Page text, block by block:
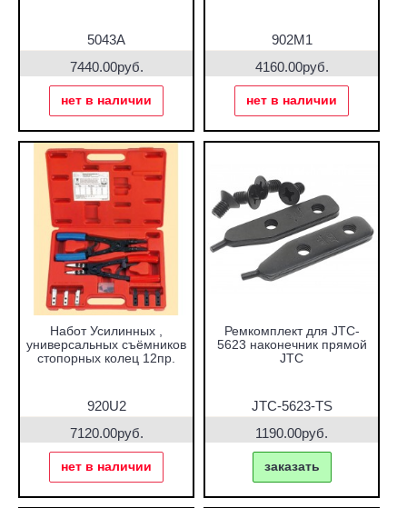
5043A
7440.00руб.
нет в наличии
902M1
4160.00руб.
нет в наличии
Набот Усилинных ,
универсальных съёмников
стопорных колец 12пр.
920U2
7120.00руб.
нет в наличии
Ремкомплект для JTC-
5623 наконечник прямой
JTC
JTC-5623-TS
1190.00руб.
заказать